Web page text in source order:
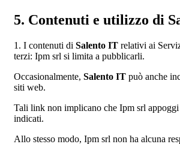
5. Contenuti e utilizzo di
1. I contenuti di Salento IT relativi ai
terzi: Ipm srl si limita a pubblicarli.
Occasionalmente, Salento IT può anche
siti web.
Tali link non implicano che Ipm srl
indicati.
Allo stesso modo, Ipm srl non ha alcuna